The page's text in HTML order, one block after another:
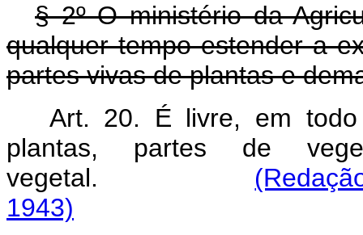
§ 2º O ministério da
qualquer tempo estender a
partes vivas de plantas e
Art. 20. É livre, em
plantas, partes de
vegetal.
1943)